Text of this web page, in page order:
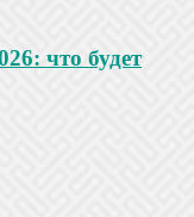
что будет